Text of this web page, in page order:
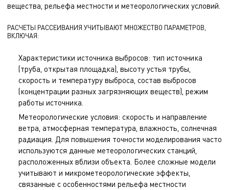
вещества, рельефа местности и метеорологических условий.
РАСЧЕТЫ РАССЕИВАНИЯ УЧИТЫВАЮТ МНОЖЕСТВО ПАРАМЕТРОВ,
ВКЛЮЧАЯ:
Характеристики источника выбросов: тип источника
(труба, открытая площадка), высоту устья трубы,
скорость и температуру выброса, состав выбросов
(концентрации разных загрязняющих веществ), режим
работы источника.
Метеорологические условия: скорость и направление
ветра, атмосферная температура, влажность, солнечная
радиация. Для повышения точности моделирования часто
используются данные метеорологических станций,
расположенных вблизи объекта. Более сложные модели
учитывают и микрометеорологические эффекты,
связанные с особенностями рельефа местности